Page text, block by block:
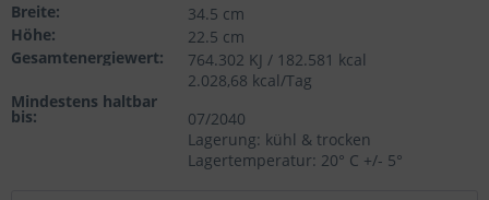
Wählen Sie nach Ihren individuellen Bedürfnissen
Cookies & Services aus:
Technisch erforderlich
Komfortfunktionen
Breite:
34.5 cm
Höhe:
22.5 cm
Gesamtenergiewert:
764.302 KJ / 182.581 kcal
2.028,68 kcal/Tag
Mindestens haltbar
bis:
07/2040
Lagerung: kühl & trocken
Lagertemperatur: 20° C +/- 5°